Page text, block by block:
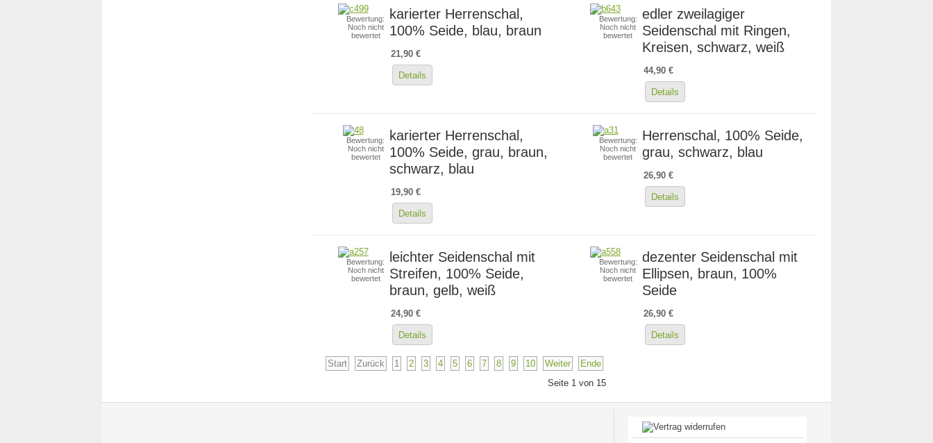
Bewertung:
Noch nicht
bewertet
karierter Herrenschal,
100% Seide, blau, braun
21,90 €
Details
Bewertung:
Noch nicht
bewertet
edler zweilagiger
Seidenschal mit Ringen,
Kreisen, schwarz, weiß
44,90 €
Details
Bewertung:
Noch nicht
bewertet
karierter Herrenschal,
100% Seide, grau, braun,
schwarz, blau
19,90 €
Details
Bewertung:
Noch nicht
bewertet
Herrenschal, 100% Seide,
grau, schwarz, blau
26,90 €
Details
Bewertung:
Noch nicht
bewertet
leichter Seidenschal mit
Streifen, 100% Seide,
braun, gelb, weiß
24,90 €
Details
Bewertung:
Noch nicht
bewertet
dezenter Seidenschal mit
Ellipsen, braun, 100%
Seide
26,90 €
Details
Start Zurück 1 2 3 4 5 6 7 8 9 10 Weiter
Ende
Seite 1 von 15